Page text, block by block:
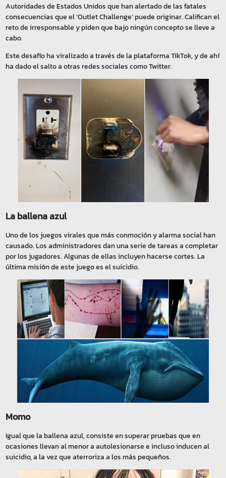
Autoridades de Estados Unidos que han alertado de las fatales
consecuencias que el ‘Outlet Challenge’ puede originar. Califican el
reto de irresponsable y piden que bajo ningún concepto se lleve a
cabo.
Este desafío ha viralizado a través de la plataforma TikTok, y de ahí
ha dado el salto a otras redes sociales como Twitter.
La ballena azul
Uno de los juegos virales que más conmoción y alarma social han
causado. Los administradores dan una serie de tareas a completar
por los jugadores. Algunas de ellas incluyen hacerse cortes. La
última misión de este juego es el suicidio.
Momo
Igual que la ballena azul, consiste en superar pruebas que en
ocasiones llevan al menor a autolesionarse e incluso inducen al
suicidio, a la vez que aterroriza a los más pequeños.